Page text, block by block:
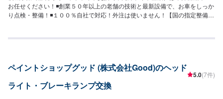
お任せください！◾創業５０年以上の老舗の技術と最新設備で、お車をしっか
り点検・整備！◾１００％自社で対応！外注は使いません！【国の指定整備工
店で断られてしまった…★保険を使えべきなのかわからない…などのご相談
積りにご納得いただければ作業開始【4】仕上がり次第納車-----納期について-
----納期は通常1日～2日程度で納車となります。車種や条件などにより、納期
は前後する場合がございます。予めご了承ください。-----代車について-----無
ペイントショップグッド (株式会社Good)のヘッド
ライト・ブレーキランプ交換
5.0(7件)